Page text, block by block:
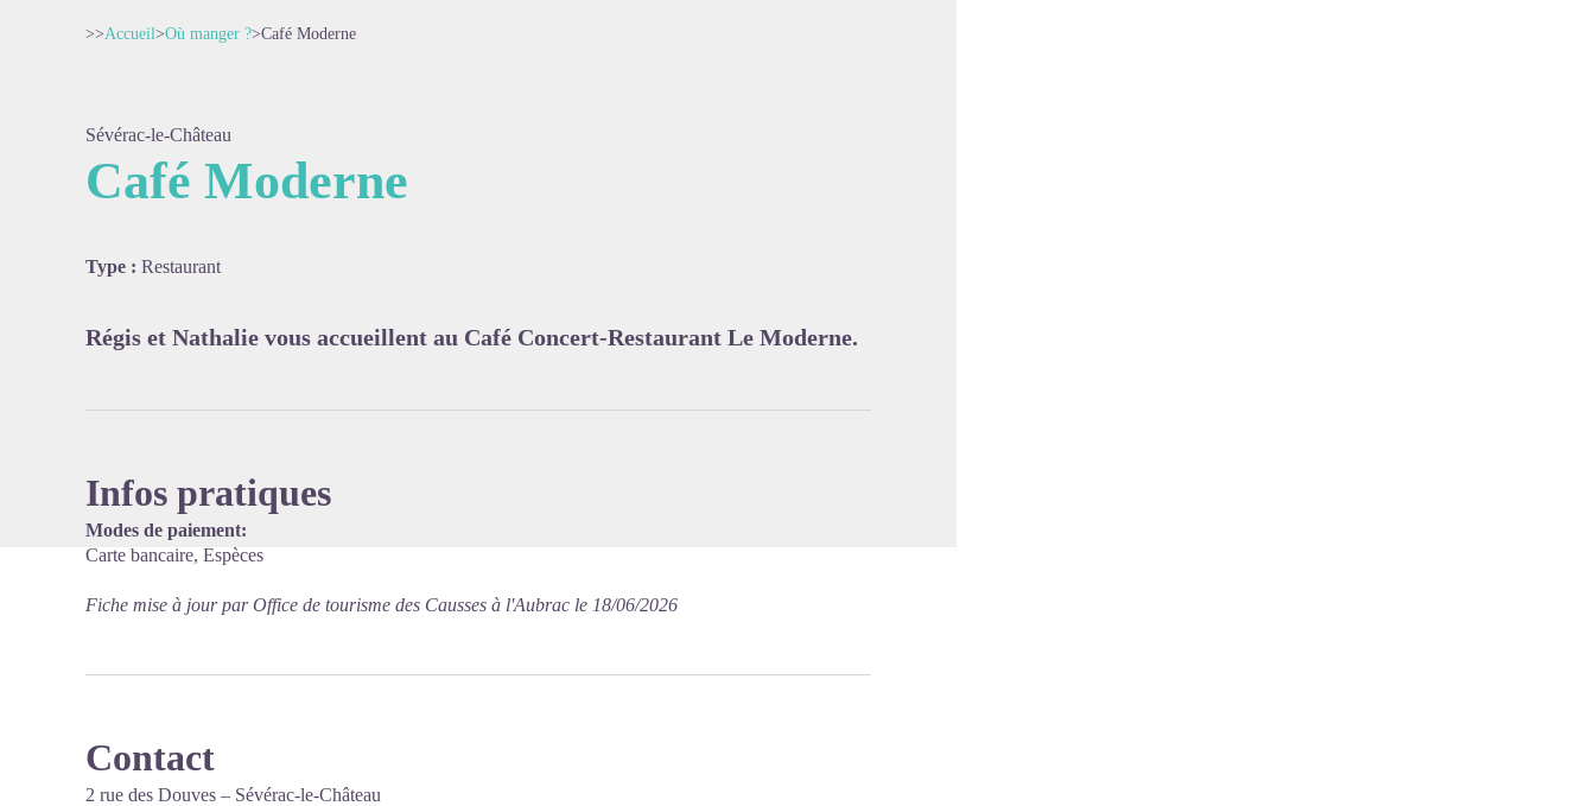
>>Accueil>Où manger ?>Café Moderne
Sévérac-le-Château
Café Moderne
Type : Restaurant
Régis et Nathalie vous accueillent au Café Concert-Restaurant Le Moderne.
Infos pratiques
Modes de paiement:
Carte bancaire, Espèces
Fiche mise à jour par Office de tourisme des Causses à l'Aubrac le 18/06/2026
Contact
2 rue des Douves – Sévérac-le-Château